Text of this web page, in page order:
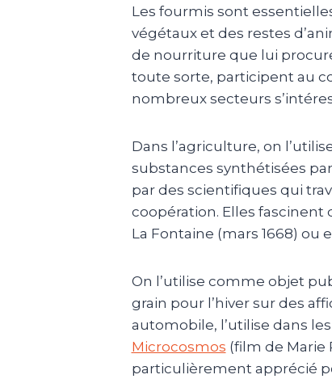
Les fourmis sont
végétaux et des restes
de nourriture que lui
toute sorte, participent au
nombreux secteurs
Dans l’agriculture, on
substances synthétisées
par des scientifiques qui
coopération. Elles fascinent
La Fontaine (mars 1668) ou
On l’utilise comme objet
grain pour l’hiver sur des
automobile, l’utilise dans
Microcosmos (film de Marie
particulièrement apprécié